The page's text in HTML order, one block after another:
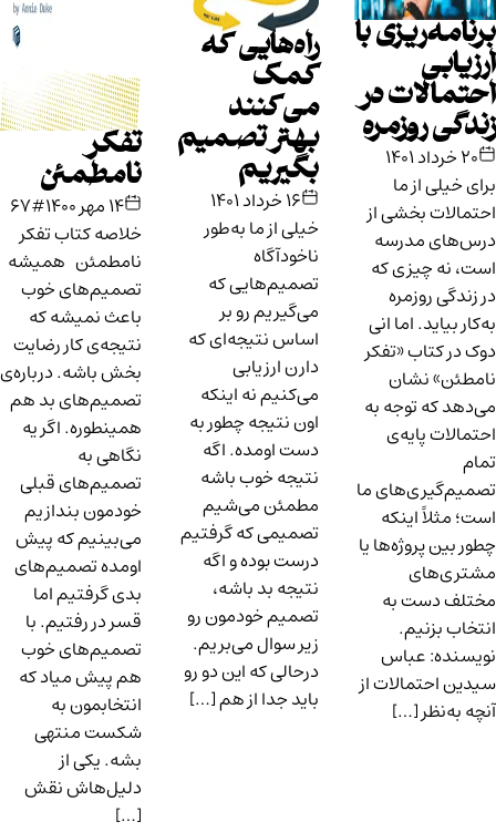
برنامه‌ریزی با
ارزیابی
احتمالات در
زندگی روزمره
۲۰ خرداد ۱۴۰۱
برای خیلی از ما
احتمالات بخشی از
درس‌های مدرسه
است، نه چیزی که
در زندگی روزمره
به‌کار بیاید. اما انی
دوک در کتاب «تفکر
نامطئن» نشان
می‌دهد که توجه به
احتمالات پایه‌ی
تمام
تصمیم‌گیری‌های ما
است؛ مثلاً اینکه
چطور بین پروژه‌ها یا
مشتری‌های
مختلف دست به
انتخاب بزنیم.
نویسنده: عباس
سیدین احتمالات از
آنچه به‌نظر […]
راه‌هایی که
کمک
می‌کنند
بهتر تصمیم
بگیریم
۱۶ خرداد ۱۴۰۱
خیلی از ما به‌طور
ناخودآگاه
تصمیم‌هایی که
می‌گیریم رو بر
اساس نتیجه‌ای که
دارن ارزیابی
می‌کنیم نه اینکه
اون نتیجه چطور به
دست اومده. اگه
نتیجه خوب باشه
مطمئن می‌شیم
تصمیمی که گرفتیم
درست بوده و اگه
نتیجه بد باشه،
تصمیم خودمون رو
زیر سوال می‌بریم.
درحالی که این دو رو
باید جدا از هم […]
تفکر
نامطمئن
۱۴ مهر ۱۴۰۰
#67
خلاصه کتاب تفکر
نامطمئن همیشه
تصمیم‌های خوب
باعث نمیشه که
نتیجه‌ی کار رضایت
بخش باشه. درباره‌ی
تصمیم‌های بد هم
همینطوره. اگر یه
نگاهی به
تصمیم‌های قبلی
خودمون بندازیم
می‌بینیم که پیش
اومده تصمیم‌های
بدی گرفتیم اما
قسر در رفتیم. با
تصمیم‌های خوب
هم پیش میاد که
انتخابمون به
شکست منتهی
بشه. یکی از
دلیل‌هاش نقش
[…]